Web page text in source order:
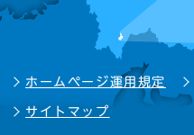
ホームページ運用規定
サイトマップ